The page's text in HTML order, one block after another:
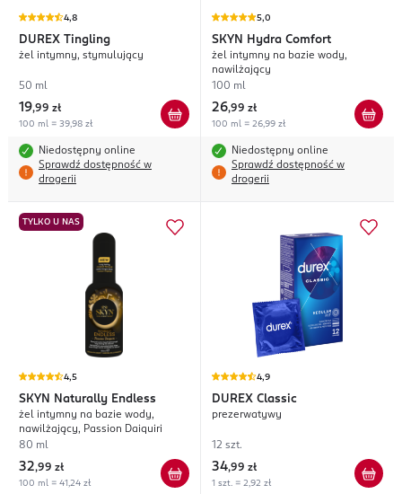
4,8
DUREX Tingling
żel intymny, stymulujący
50 ml
19,99 zł
100 ml = 39,98 zł
Niedostępny online
Sprawdź dostępność w
drogerii
5,0
SKYN Hydra Comfort
żel intymny na bazie wody,
nawilżający
100 ml
26,99 zł
100 ml = 26,99 zł
Niedostępny online
Sprawdź dostępność w
drogerii
TYLKO U NAS
4,5
SKYN Naturally Endless
żel intymny na bazie wody,
nawilżający, Passion Daiquiri
80 ml
32,99 zł
100 ml = 41,24 zł
4,9
DUREX Classic
prezerwatywy
12 szt.
34,99 zł
1 szt. = 2,92 zł